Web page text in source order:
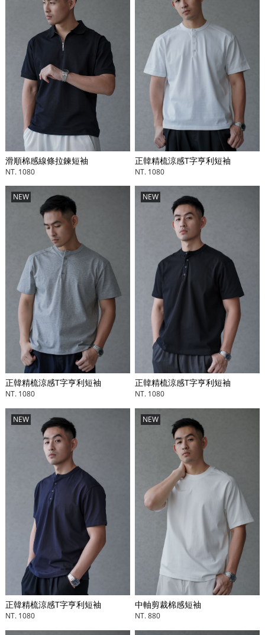
滑順棉感線條拉鍊短袖
NT. 1080
正韓精梳涼感T字亨利短袖
NT. 1080
NEW
正韓精梳涼感T字亨利短袖
NT. 1080
NEW
正韓精梳涼感T字亨利短袖
NT. 1080
NEW
正韓精梳涼感T字亨利短袖
NT. 1080
NEW
中軸剪裁棉感短袖
NT. 880